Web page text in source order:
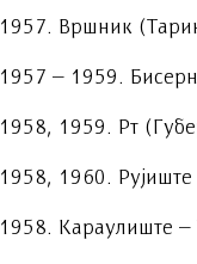
1957. Вршник
1957 – 1959.
1958, 1959. Рт
1958, 1960.
1958. Караулиште